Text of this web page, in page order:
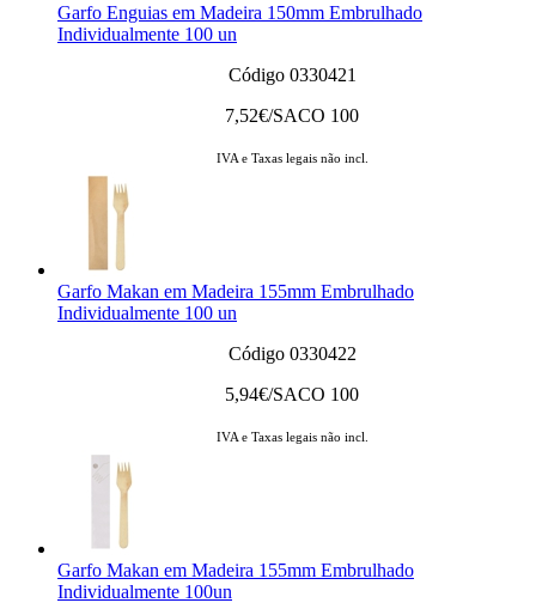
Garfo Enguias em Madeira 150mm Embrulhado
Individualmente 100 un
Código 0330421
7,52€/SACO 100
IVA e Taxas legais não incl.
Garfo Makan em Madeira 155mm Embrulhado
Individualmente 100 un
Código 0330422
5,94€/SACO 100
IVA e Taxas legais não incl.
Garfo Makan em Madeira 155mm Embrulhado
Individualmente 100un